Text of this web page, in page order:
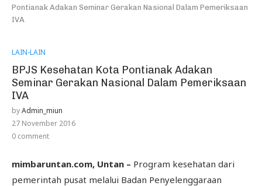
Pontianak Adakan Seminar Gerakan Nasional Dalam Pemeriksaan
IVA
LAIN-LAIN
BPJS Kesehatan Kota Pontianak Adakan
Seminar Gerakan Nasional Dalam Pemeriksaan
IVA
byAdmin_miun
27 November 2016
0 comment
mimbaruntan.com, Untan – Program kesehatan dari
pemerintah pusat melalui Badan Penyelenggaraan